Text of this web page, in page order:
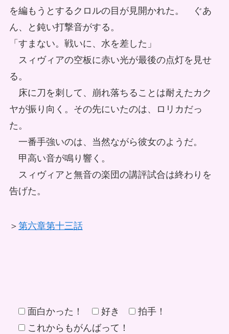
を編もうとするクロルの目が見開かれた。 ぐあ
ん、と鈍い打撃音がする。
「すまない。戦いに、水を差した」
スィヴィアの空板に赤い光が最後の点灯を見せ
る。
床に刀を刺して、崩れ落ちることは耐えたカク
ヤが振り向く。その先にいたのは、ロリカだっ
た。
一番手強いのは、当然ながら彼女のようだ。
甲高い音が鳴り響く。
スィヴィアと無音の楽団の講評試合は終わりを
告げた。
＞ 第六章第十三話
面白かった！ 好き
拍手！
これからもがんばって！